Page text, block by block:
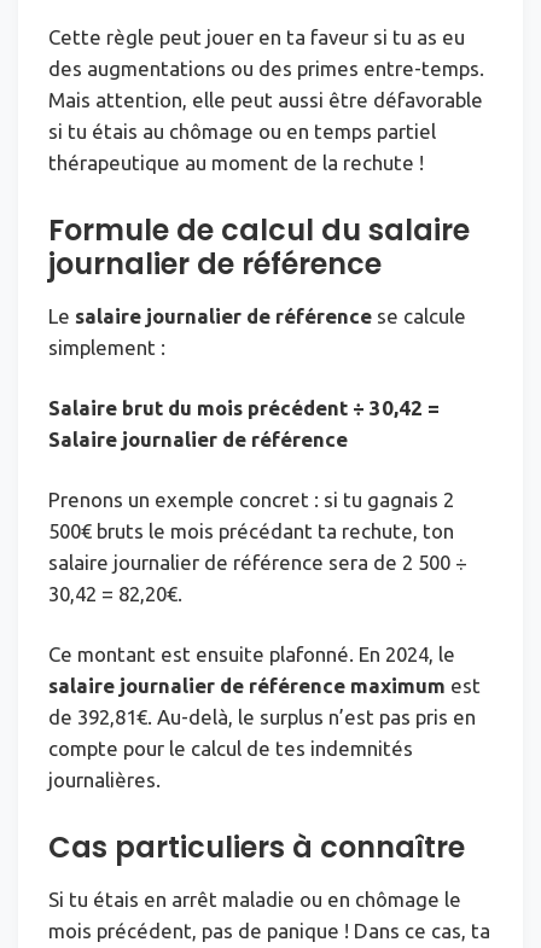
Cette règle peut jouer en ta faveur si tu as eu
des augmentations ou des primes entre-temps.
Mais attention, elle peut aussi être défavorable
si tu étais au chômage ou en temps partiel
thérapeutique au moment de la rechute !
Formule de calcul du salaire
journalier de référence
Le salaire journalier de référence se calcule
simplement :
Salaire brut du mois précédent ÷ 30,42 =
Salaire journalier de référence
Prenons un exemple concret : si tu gagnais 2
500€ bruts le mois précédant ta rechute, ton
salaire journalier de référence sera de 2 500 ÷
30,42 = 82,20€.
Ce montant est ensuite plafonné. En 2024, le
salaire journalier de référence maximum est
de 392,81€. Au-delà, le surplus n’est pas pris en
compte pour le calcul de tes indemnités
journalières.
Cas particuliers à connaître
Si tu étais en arrêt maladie ou en chômage le
mois précédent, pas de panique ! Dans ce cas, ta